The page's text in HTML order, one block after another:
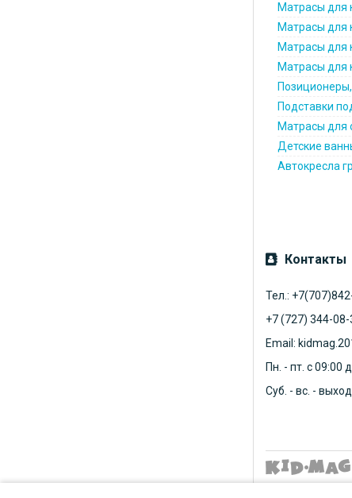
Матрасы для
Матрасы для
Матрасы для
Матрасы для
Подставки
Матрасы для
Детские
Автокресла
Контакты
Тел.:
+7 (727) 344-08-
Email:
Пн. - пт. с 09:00
Суб. - вс. -